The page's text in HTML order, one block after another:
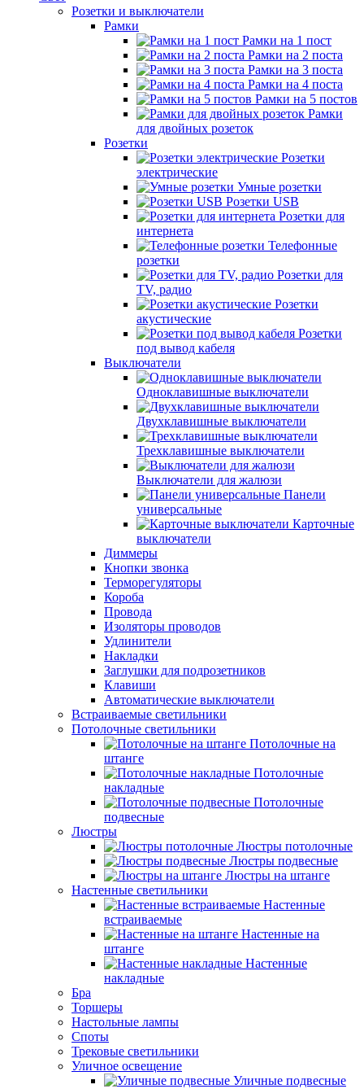
Розетки и выключатели
Рамки
Рамки на 1 пост
Рамки на 2 поста
Рамки на 3 поста
Рамки на 4 поста
Рамки на 5 постов
Рамки
для двойных розеток
Розетки
Розетки
электрические
Умные розетки
Розетки USB
Розетки для
интернета
Телефонные
розетки
Розетки для
TV, радио
Розетки
акустические
Розетки
под вывод кабеля
Выключатели
Одноклавишные выключатели
Двухклавишные выключатели
Трехклавишные выключатели
Выключатели для жалюзи
Панели
универсальные
Карточные
выключатели
Диммеры
Кнопки звонка
Терморегуляторы
Короба
Провода
Изоляторы проводов
Удлинители
Накладки
Заглушки для подрозетников
Клавиши
Автоматические выключатели
Встраиваемые светильники
Потолочные светильники
Потолочные на
штанге
Потолочные
накладные
Потолочные
подвесные
Люстры
Люстры потолочные
Люстры подвесные
Люстры на штанге
Настенные светильники
Настенные
встраиваемые
Настенные на
штанге
Настенные
накладные
Бра
Торшеры
Настольные лампы
Споты
Трековые светильники
Уличное освещение
Уличные подвесные